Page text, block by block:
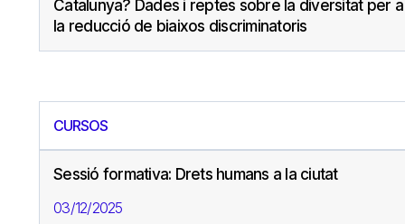
Catalunya? Dades i reptes sobre la diversitat per a
la reducció de biaixos discriminatoris
CURSOS
Sessió formativa: Drets humans a la ciutat
03/12/2025